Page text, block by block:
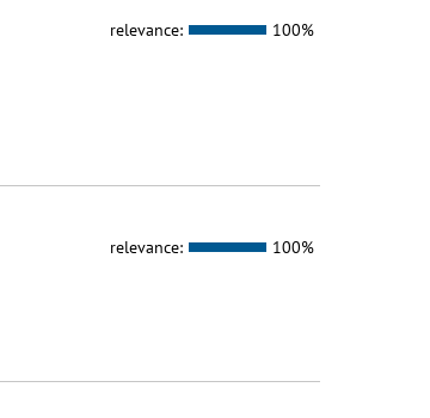
relevance: 100%
relevance: 100%